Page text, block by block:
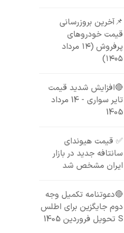
📌آخرین بروزرسانی
قیمت خودروهای
پرفروش (۱۴ مرداد
۱۴۰۵)
🔴افزایش شدید قیمت
تایر سواری - 14 مرداد
1405
✅ قیمت هیوندای
سانتافه جدید در بازار
ایران مشخص شد
🔴دعوتنامه تکمیل وجه
دوم جایگزین برای اطلس
S تحویل فروردین 1405